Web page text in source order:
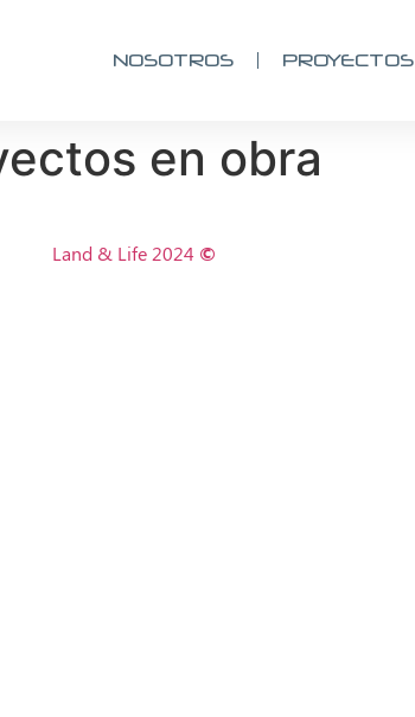
NOSOTROS PROYECTOS
en obra
Land & Life 2024 ©